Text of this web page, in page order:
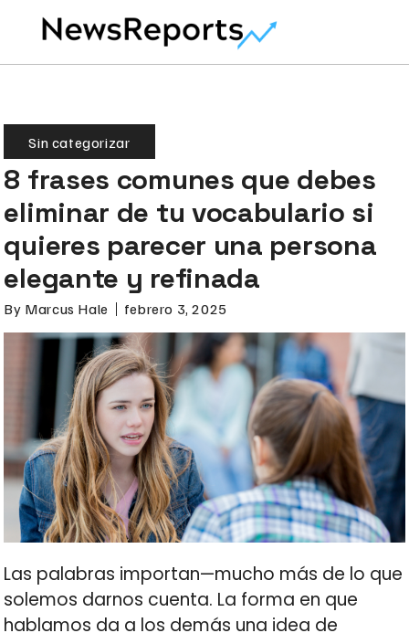
Sin categorizar
8 frases comunes que debes
eliminar de tu vocabulario si
quieres parecer una persona
elegante y refinada
By Marcus Hale febrero 3, 2025
Las palabras importan—mucho más de lo que
solemos darnos cuenta. La forma en que
hablamos da a los demás una idea de